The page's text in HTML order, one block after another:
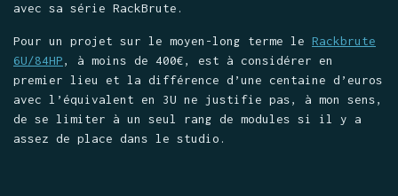
avec sa série RackBrute.
Pour un projet sur le moyen-long terme le Rackbrute
6U/84HP, à moins de 400€, est à considérer en
premier lieu et la différence d’une centaine d’euros
avec l’équivalent en 3U ne justifie pas, à mon sens,
de se limiter à un seul rang de modules si il y a
assez de place dans le studio.